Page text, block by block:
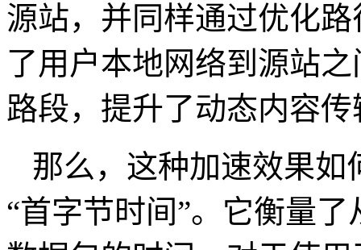
源站，并同样通过优化
了用户本地网络到源站
路段，提升了动态内容
那么，这种加速效果
“首字节时间”。它衡量